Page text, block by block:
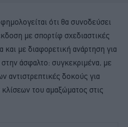
ότι θα συνοδεύσει
με σπορτίφ σχεδιαστικές
με διαφορετική ανάρτηση για
άσφαλτο: συγκεκριμένα, με
αντιστρεπτικές δοκούς για
του αμαξώματος στις